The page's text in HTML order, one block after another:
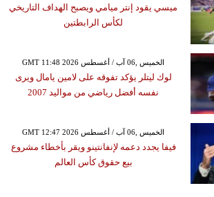
ميسي يقود إنتر ميامي ويصبح الهداف التاريخي
لكأس الرابطتين
GMT 11:48 2026 الخميس ,06 آب / أغسطس
لوك ليتلر يؤكد تفوقه على لامين يامال ويرى
نفسه أفضل رياضي من مواليد 2007
GMT 12:47 2026 الخميس ,06 آب / أغسطس
فيفا يجدد دعمه لإنفانتينو ويقر بأخطاء مشروع
بيع حقوق كأس العالم